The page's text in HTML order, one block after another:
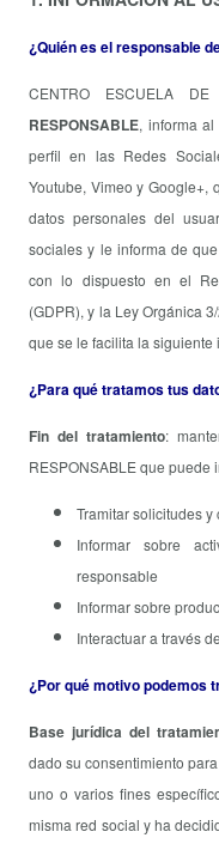
¿Quién es el responsable
CENTRO ESCUELA
RESPONSABLE, informa al
perfil en las Redes
Youtube, Vimeo y Google+,
datos personales del
sociales y le informa de
con lo dispuesto en el
(GDPR), y la Ley Orgánica
que se le facilita la
¿Para qué tratamos tus
Fin del tratamiento:
RESPONSABLE que
Tramitar solicitudes
Informar sobre
responsable
Informar sobre
Interactuar a través
¿Por qué motivo podemos
Base jurídica del
dado su consentimiento
uno o varios fines
misma red social y ha